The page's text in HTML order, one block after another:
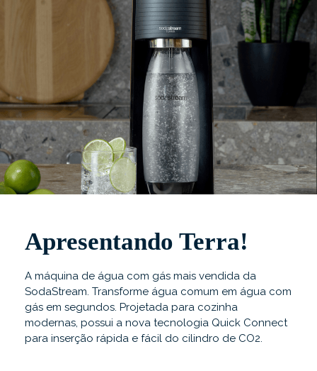
Apresentando Terra!
A máquina de água com gás mais vendida da
SodaStream. Transforme água comum em água com
gás em segundos. Projetada para cozinha
modernas, possui a nova tecnologia Quick Connect
para inserção rápida e fácil do cilindro de CO2.